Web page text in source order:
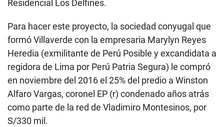
Villaverde, de 45 años, no es un personaje
desconocido para los medios. Ha sido entrevistado